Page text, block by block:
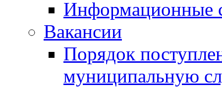
Информационные
Вакансии
Порядок
муниципальную